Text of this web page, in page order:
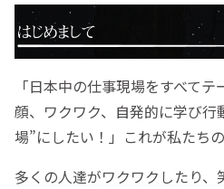
「日本中の仕事現場をすべて
顔、ワクワク、自発的に学び行
場”にしたい！」これが私たち
多くの人達がワクワクしたり、